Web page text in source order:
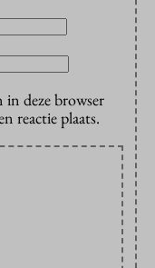
in deze browser
reactie plaats.